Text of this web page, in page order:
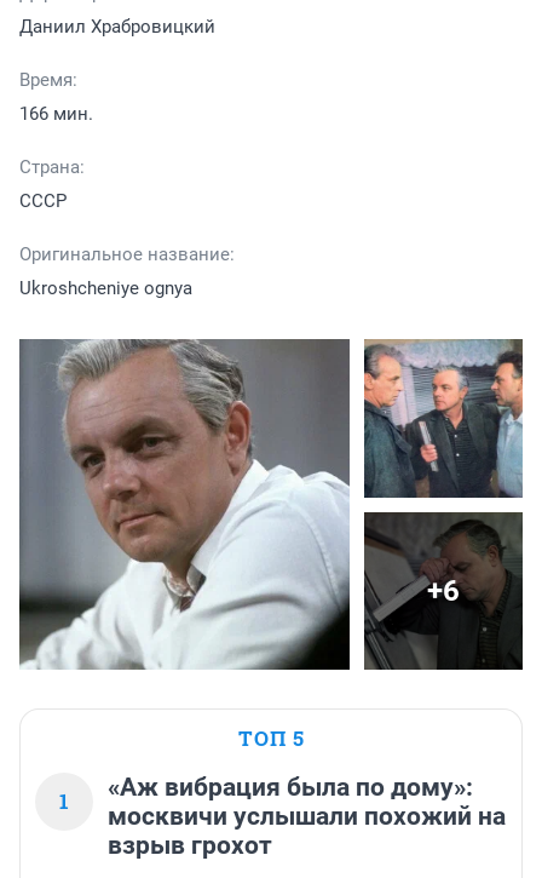
Даниил Храбровицкий
Время:
166 мин.
Страна:
СССР
Оригинальное название:
Ukroshcheniye ognya
+6
ТОП 5
1
«Аж вибрация была по дому»:
москвичи услышали похожий на
взрыв грохот